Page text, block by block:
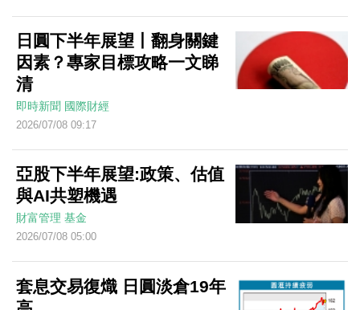
日圓下半年展望丨翻身關鍵
因素？專家目標攻略一文睇
清
即時新聞 國際財經
2026/07/08 09:17
亞股下半年展望:政策、估值
與AI共塑機遇
財富管理 基金
2026/07/08 05:00
套息交易復熾 日圓淡倉19年